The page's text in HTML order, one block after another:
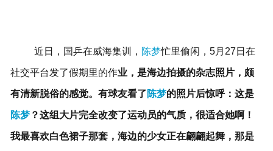
近日，国乒在威海集训， 陈梦忙里偷闲，5月27日在
社交平台发了假期里的作业，是海边拍摄的杂志照片，颇
有清新脱俗的感觉。有球友看了陈梦的照片后惊呼：这是
陈梦？这组大片完全改变了运动员的气质，很适合她啊！
我最喜欢白色裙子那套，海边的少女正在翩翩起舞，那是